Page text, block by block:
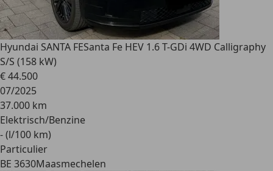
Hyundai SANTA FESanta Fe HEV 1.6 T-GDi 4WD Calligraphy
S/S (158 kW)
€ 44.500
07/2025
37.000 km
Elektrisch/Benzine
- (l/100 km)
Particulier
BE 3630Maasmechelen